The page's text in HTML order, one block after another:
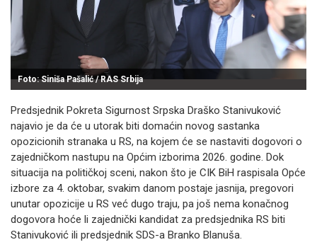
Foto: Siniša Pašalić / RAS Srbija
Predsjednik Pokreta Sigurnost Srpska Draško Stanivuković
najavio je da će u utorak biti domaćin novog sastanka
opozicionih stranaka u RS, na kojem će se nastaviti dogovori o
zajedničkom nastupu na Općim izborima 2026. godine. Dok
situacija na političkoj sceni, nakon što je CIK BiH raspisala Opće
izbore za 4. oktobar, svakim danom postaje jasnija, pregovori
unutar opozicije u RS već dugo traju, pa još nema konačnog
dogovora hoće li zajednički kandidat za predsjednika RS biti
Stanivuković ili predsjednik SDS-a Branko Blanuša.